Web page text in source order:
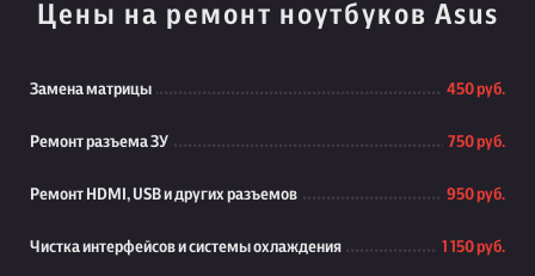
Цены на ремонт ноутбуков Asus
Замена матрицы 450 руб.
Ремонт разъема ЗУ 750 руб.
Ремонт HDMI, USB и других разъемов 950 руб.
Чистка интерфейсов и системы охлаждения 1 150 руб.